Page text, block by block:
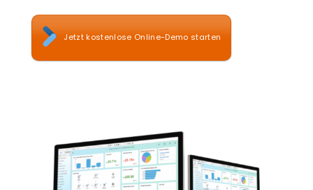
Jetzt kostenlose Online-Demo starten